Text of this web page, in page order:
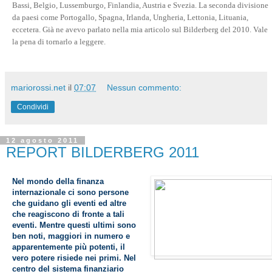
Bassi, Belgio, Lussemburgo, Finlandia, Austria e Svezia. La seconda divisione
da paesi come Portogallo, Spagna, Irlanda, Ungheria, Lettonia, Lituania,
eccetera. Già ne avevo parlato nella mia articolo sul Bilderberg del 2010. Vale
la pena di tornarlo a leggere.
mariorossi.net il 07:07 Nessun commento:
Condividi
12 agosto 2011
REPORT BILDERBERG 2011
Nel mondo della finanza
internazionale ci sono persone
che guidano gli eventi ed altre
che reagiscono di fronte a tali
eventi. Mentre questi ultimi sono
ben noti, maggiori in numero e
apparentemente più potenti, il
vero potere risiede nei primi. Nel
centro del sistema finanziario